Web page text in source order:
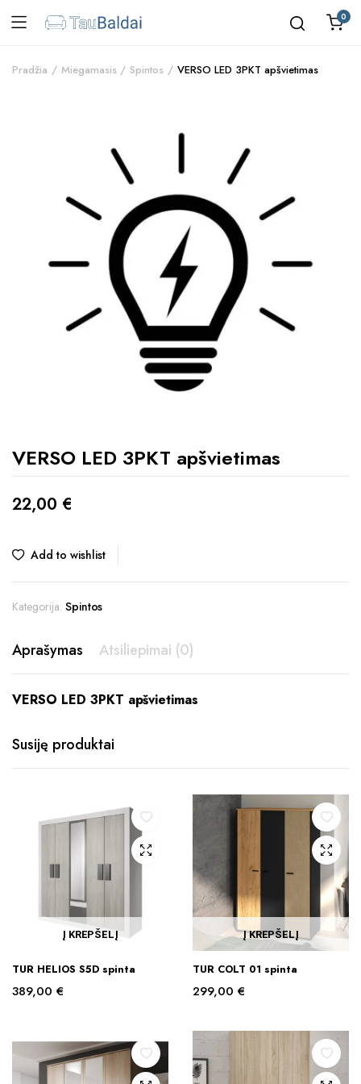
0
Pradžia Miegamasis Spintos VERSO LED 3PKT apšvietimas
VERSO LED 3PKT apšvietimas
22,00 €
Add to wishlist
Kategorija: Spintos
Aprašymas Atsiliepimai (0)
VERSO LED 3PKT apšvietimas
Susiję produktai
Į KREPŠELĮ
TUR HELIOS S5D spinta
389,00 €
Į KREPŠELĮ
TUR COLT 01 spinta
299,00 €